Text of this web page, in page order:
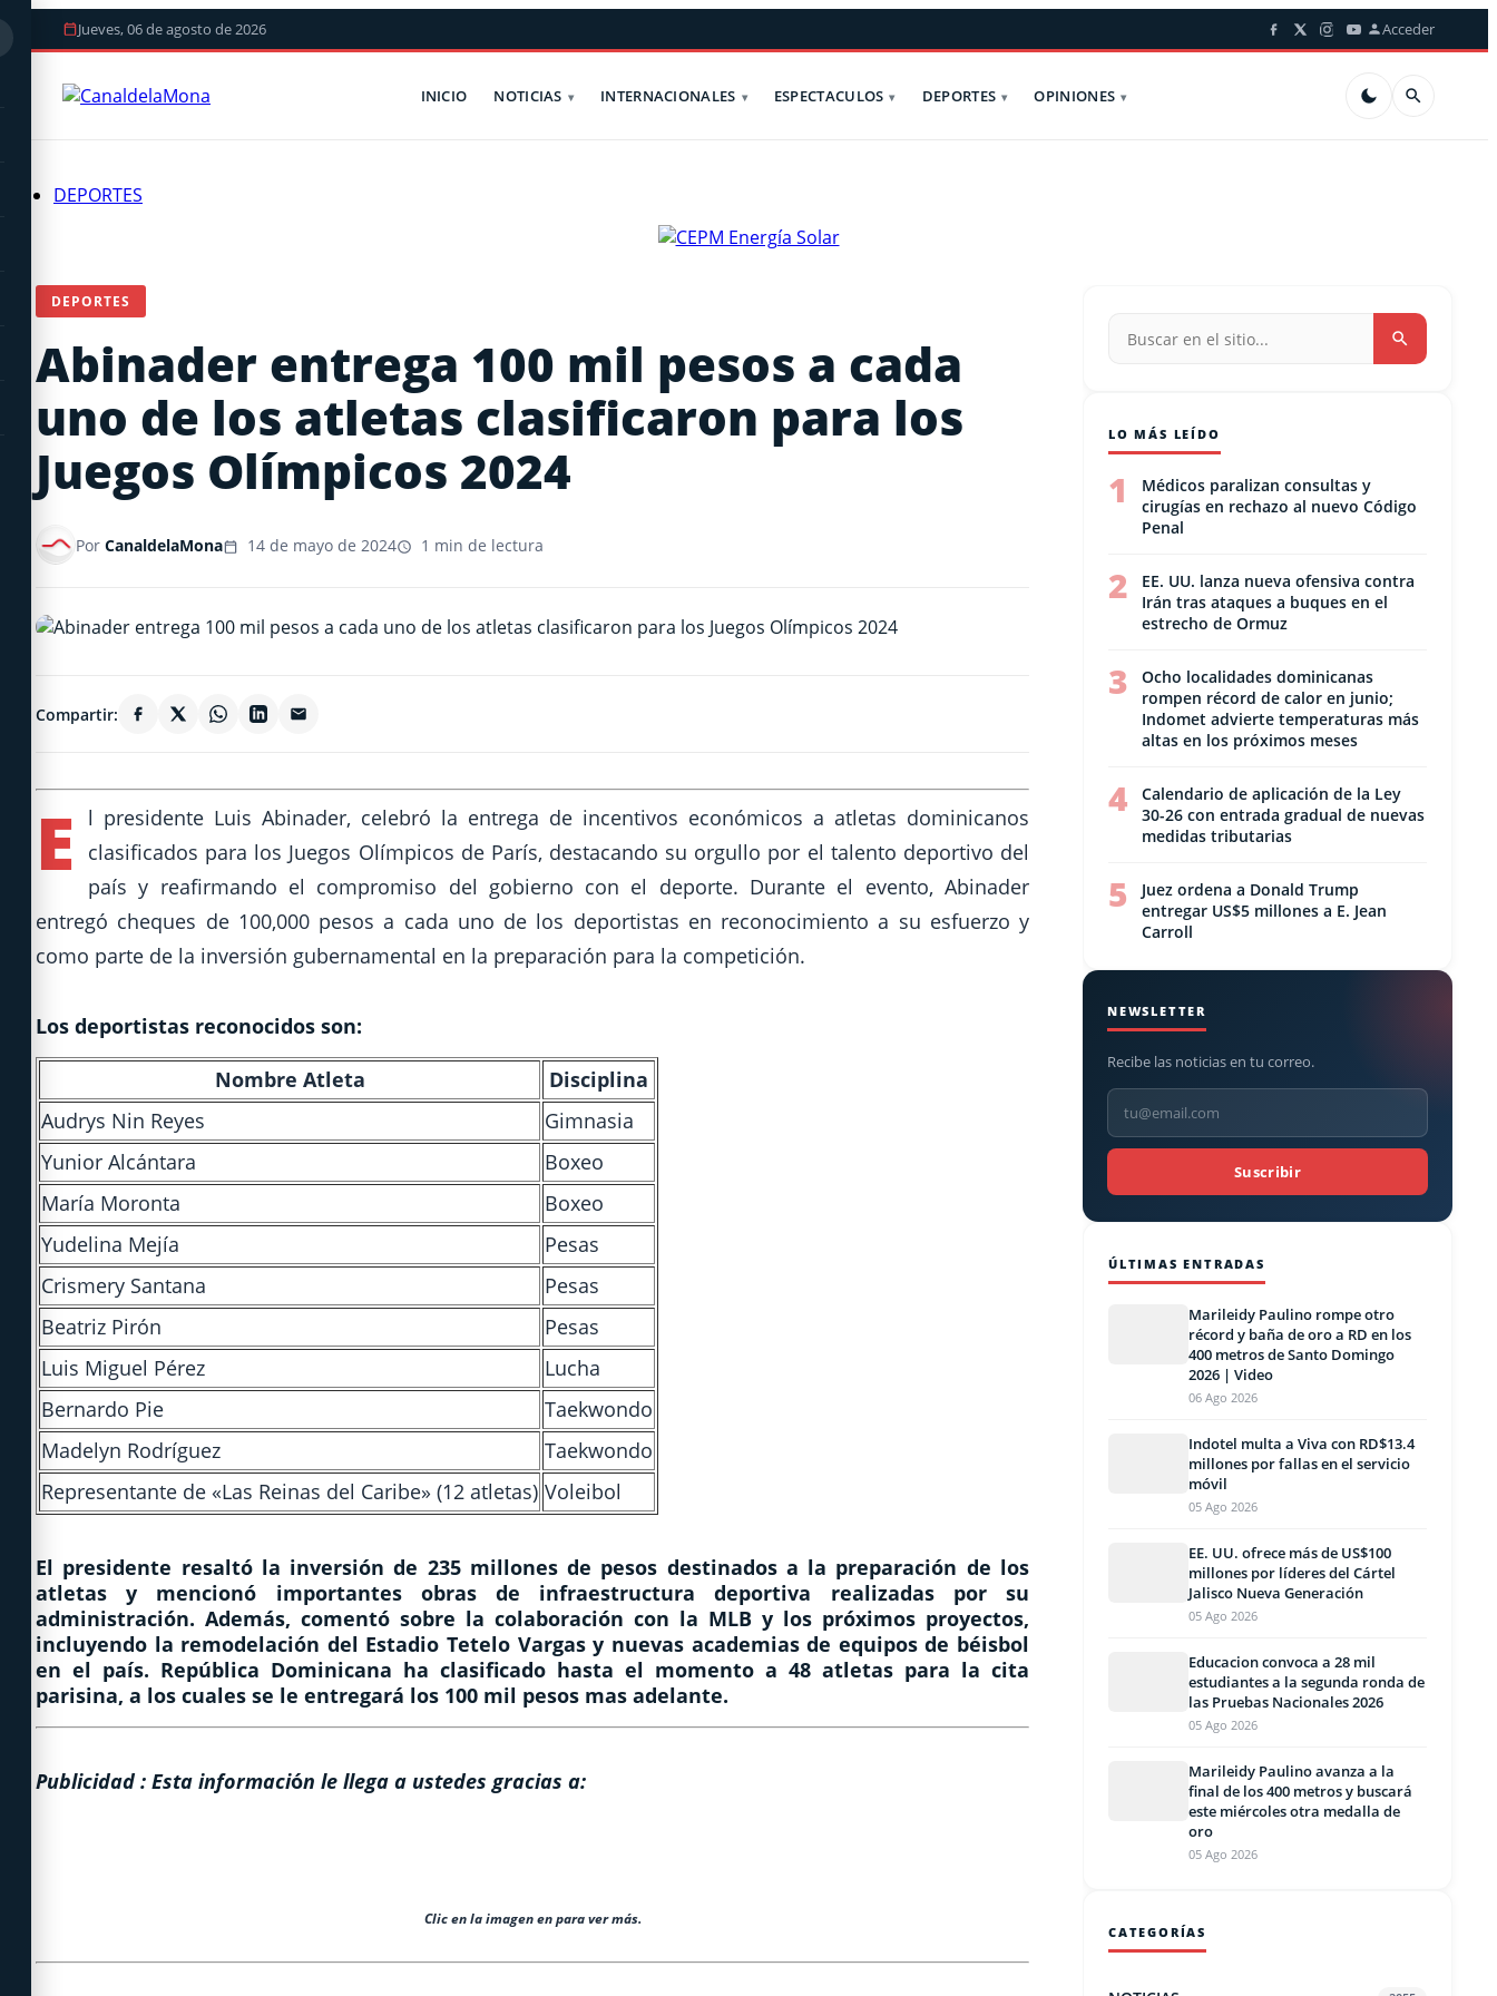
Jueves, 06 de agosto de 2026 Acceder
INICIO NOTICIAS INTERNACIONALES ESPECTACULOS DEPORTES OPINIONES
DEPORTES
DEPORTES
Abinader entrega 100 mil pesos a cada
uno de los atletas clasificaron para los
Juegos Olímpicos 2024
Por CanaldelaMona 14 de mayo de 2024 1 min de lectura
Compartir:
E
l presidente Luis Abinader, celebró la entrega de incentivos económicos a atletas dominicanos
clasificados para los Juegos Olímpicos de París, destacando su orgullo por el talento deportivo del
país y reafirmando el compromiso del gobierno con el deporte. Durante el evento, Abinader
entregó cheques de 100,000 pesos a cada uno de los deportistas en reconocimiento a su esfuerzo y
como parte de la inversión gubernamental en la preparación para la competición.
Los deportistas reconocidos son:
Nombre Atleta
Disciplina
Audrys Nin Reyes
Gimnasia
Yunior Alcántara
Boxeo
María Moronta
Boxeo
Yudelina Mejía
Pesas
Crismery Santana
Pesas
Beatriz Pirón
Pesas
Luis Miguel Pérez
Lucha
Bernardo Pie
Taekwondo
Madelyn Rodríguez
Taekwondo
Representante de «Las Reinas del Caribe» (12 atletas) Voleibol
El presidente resaltó la inversión de 235 millones de pesos destinados a la preparación de los
atletas y mencionó importantes obras de infraestructura deportiva realizadas por su
administración. Además, comentó sobre la colaboración con la MLB y los próximos proyectos,
incluyendo la remodelación del Estadio Tetelo Vargas y nuevas academias de equipos de béisbol
en el país. República Dominicana ha clasificado hasta el momento a 48 atletas para la cita
parisina, a los cuales se le entregará los 100 mil pesos mas adelante.
Publicidad : Esta información le llega a ustedes gracias a:
Clic en la imagen en para ver más.
LO MÁS LEÍDO
1
Médicos paralizan consultas y
cirugías en rechazo al nuevo Código
Penal
2
EE. UU. lanza nueva ofensiva contra
Irán tras ataques a buques en el
estrecho de Ormuz
3
Ocho localidades dominicanas
rompen récord de calor en junio;
Indomet advierte temperaturas más
altas en los próximos meses
4
Calendario de aplicación de la Ley
30-26 con entrada gradual de nuevas
medidas tributarias
5
Juez ordena a Donald Trump
entregar US$5 millones a E. Jean
Carroll
NEWSLETTER
Recibe las noticias en tu correo.
Suscribir
ÚLTIMAS ENTRADAS
Marileidy Paulino rompe otro
récord y baña de oro a RD en los
400 metros de Santo Domingo
2026 | Video
06 Ago 2026
Indotel multa a Viva con RD$13.4
millones por fallas en el servicio
móvil
05 Ago 2026
EE. UU. ofrece más de US$100
millones por líderes del Cártel
Jalisco Nueva Generación
05 Ago 2026
Educacion convoca a 28 mil
estudiantes a la segunda ronda de
las Pruebas Nacionales 2026
05 Ago 2026
Marileidy Paulino avanza a la
final de los 400 metros y buscará
este miércoles otra medalla de
oro
05 Ago 2026
CATEGORÍAS